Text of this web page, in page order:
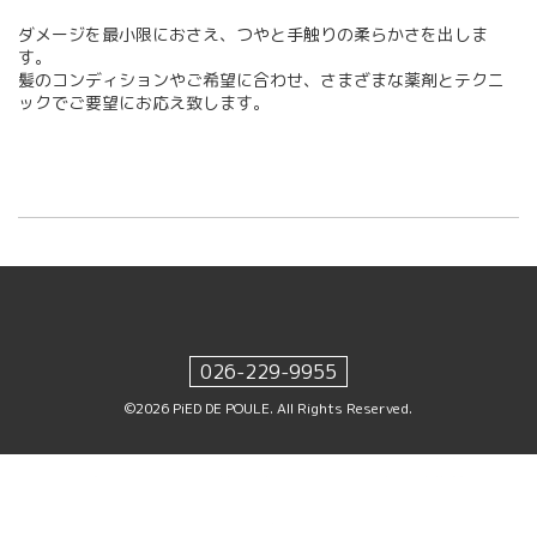
ダメージを最小限におさえ、つやと手触りの柔らかさを出しま
す。
髪のコンディションやご希望に合わせ、さまざまな薬剤とテクニ
ックでご要望にお応え致します。
026-229-9955
©2026 PiED DE POULE. All Rights Reserved.